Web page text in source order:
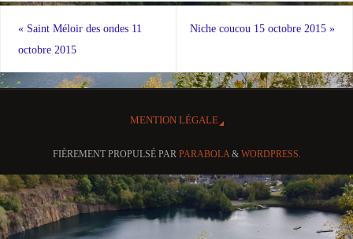
«Saint Méloir des ondes 11
octobre 2015
Niche coucou 15 octobre 2015»
MENTION LÉGALE
FIÈREMENT PROPULSÉ PAR PARABOLA& WORDPRESS.